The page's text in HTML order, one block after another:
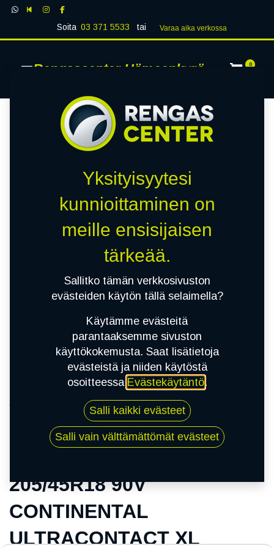
Soita 03 371 5533 tai Varaa aika verk​​​​ossa
Rengascenter Hämeenkyrö 0
205/45R18 90V CONTINENTAL
ULTRACONTACT XL
205/45R18 90V
CONTINENTAL
ULTRACONTACT XL
Yksityisyytesi
kunnioittaminen on
meille ensisijaisen
tärkeää.
Sallitko tämän verkkosivuston
evästeiden käytön tällä selaimella?
Käytämme evästeitä
parantaaksemme sivuston
käyttökokemusta. Saat lisätietoja
evästeistä ja niiden käytöstä
osoitteessa Evästekäytäntö.
Salli kaikki evästeet
Salli vain välttämättömät evästeet